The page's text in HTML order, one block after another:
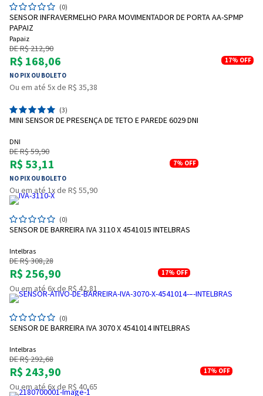
(0)
SENSOR INFRAVERMELHO PARA MOVIMENTADOR DE PORTA AA-SPMP
PAPAIZ
Papaiz
DE R$ 212,90
R$ 168,06
NO PIX OU BOLETO
17% OFF
Ou em até 5x de R$ 35,38
(3)
MINI SENSOR DE PRESENÇA DE TETO E PAREDE 6029 DNI
DNI
DE R$ 59,90
R$ 53,11
NO PIX OU BOLETO
7% OFF
Ou em até 1x de R$ 55,90
(0)
SENSOR DE BARREIRA IVA 3110 X 4541015 INTELBRAS
Intelbras
DE R$ 308,28
R$ 256,90 17% OFF
Ou em até 6x de R$ 42,81
(0)
SENSOR DE BARREIRA IVA 3070 X 4541014 INTELBRAS
Intelbras
DE R$ 292,68
R$ 243,90 17% OFF
Ou em até 6x de R$ 40,65